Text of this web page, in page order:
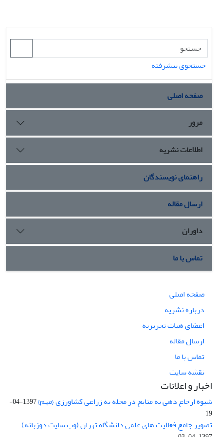
جستجوی پیشرفته
صفحه اصلی
مرور
اطلاعات نشریه
راهنمای نویسندگان
ارسال مقاله
داوران
تماس با ما
صفحه اصلی
درباره نشریه
اعضای هیات تحریریه
ارسال مقاله
تماس با ما
نقشه سایت
اخبار و اعلانات
شیوه ارجاع دهی به منابع در مجله به زراعی کشاورزی {مهم}
1397-04-
19
تصویر جامع فعالیت های علمی دانشگاه تهران (وب سایت دوزبانه)